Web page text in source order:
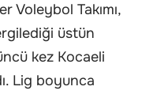
Voleybol Takımı,
üstün
kez Kocaeli
Lig boyunca